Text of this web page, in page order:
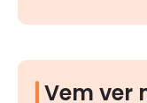
Vem ver